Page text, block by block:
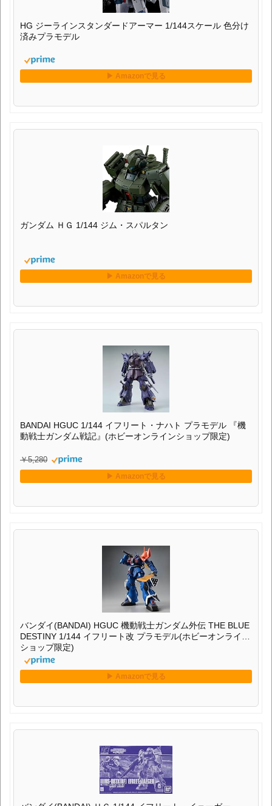
HG ジーラインスタンダードアーマー 1/144スケール 色分け
済みプラモデル
ガンダム ＨＧ 1/144 ジム・スパルタン
BANDAI HGUC 1/144 イフリート・ナハト プラモデル 『機
動戦士ガンダム戦記』(ホビーオンラインショップ限定)
￥5,280
バンダイ(BANDAI) HGUC 機動戦士ガンダム外伝 THE BLUE
DESTINY 1/144 イフリート改 プラモデル(ホビーオンライン
ショップ限定)